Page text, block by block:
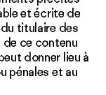
et écrite de
titulaire des
ce contenu
donner lieu à
pénales et au